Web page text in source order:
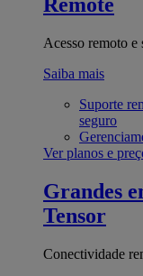
Remote
Acesso remoto e
Saiba mais
Suporte
seguro
Ver planos e
Grandes
Tensor
Conectividade